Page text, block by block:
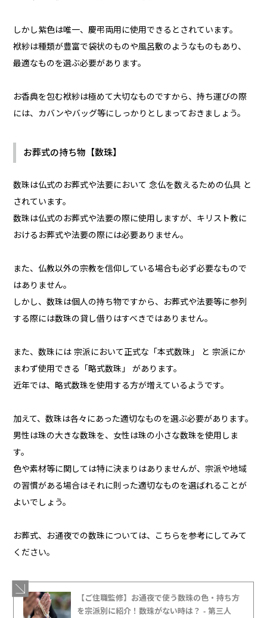
しかし紫色は唯一、慶弔両用に使用できるとされています。
袱紗は種類が豊富で袋状のものや風呂敷のようなものもあり、
最適なものを選ぶ必要があります。
お香典を包む袱紗は極めて大切なものですから、持ち運びの際
には、カバンやバッグ等にしっかりとしまっておきましょう。
お葬式の持ち物【数珠】
数珠は仏式のお葬式や法要において 念仏を数えるための仏具 と
されています。
数珠は仏式のお葬式や法要の際に使用しますが、キリスト教に
おけるお葬式や法要の際には必要ありません。
また、仏教以外の宗教を信仰している場合も必ず必要なもので
はありません。
しかし、数珠は個人の持ち物ですから、お葬式や法要等に参列
する際には数珠の貸し借りはすべきではありません。
また、数珠には 宗派において正式な「本式数珠」 と 宗派にか
まわず使用できる「略式数珠」 があります。
近年では、略式数珠を使用する方が増えているようです。
加えて、数珠は各々にあった適切なものを選ぶ必要があります。
男性は珠の大きな数珠を、女性は珠の小さな数珠を使用しま
す。
色や素材等に関しては特に決まりはありませんが、宗派や地域
の習慣がある場合はそれに則った適切なものを選ばれることが
よいでしょう。
お葬式、お通夜での数珠については、こちらを参考にしてみて
ください。
【ご住職監修】お通夜で使う数珠の色・持ち方
を宗派別に紹介！数珠がない時は？ - 第三人